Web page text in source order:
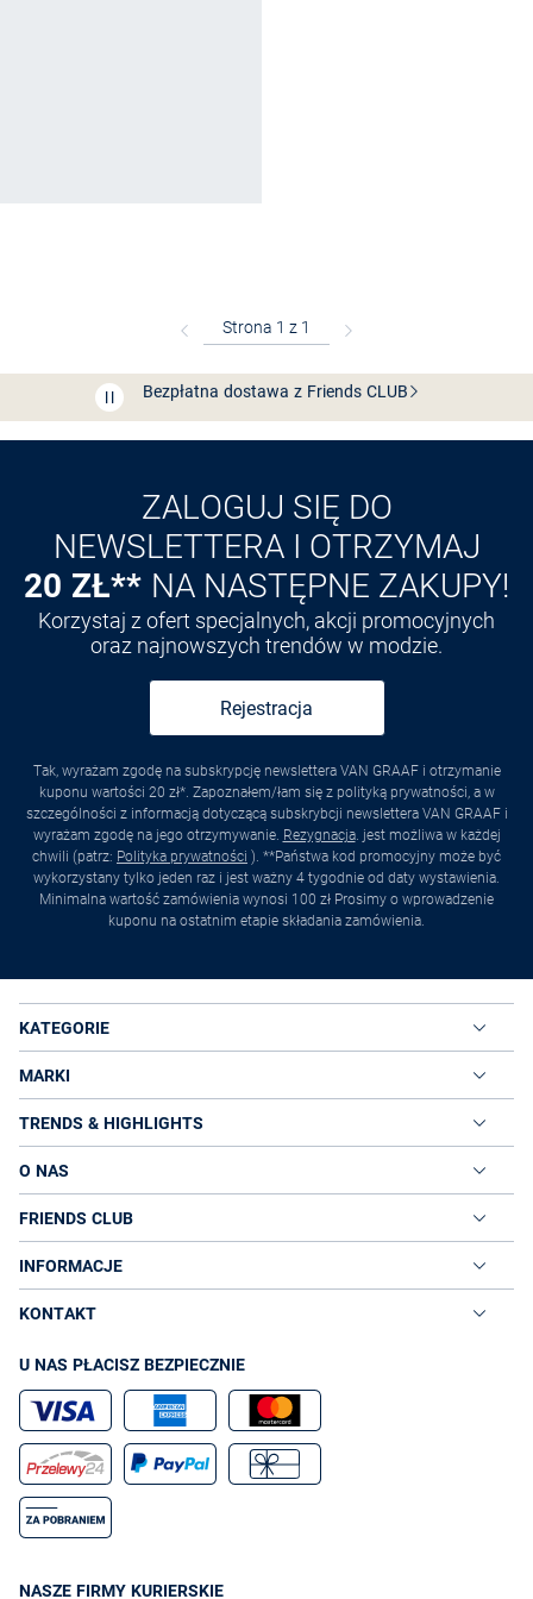
Bezpłatna dostawa z Friends
Przedłużenie czasu zwrotu towaru: 60 dni
Odkryj aplikację VANGRAAF
ZALOGUJ SIĘ DO
NEWSLETTERA I OTRZYMAJ
20 ZŁ** NA NASTĘPNE ZAKUPY!
Korzystaj z ofert specjalnych, akcji promocyjnych
oraz najnowszych trendów w modzie.
Rejestracja
Tak, wyrażam zgodę na subskrypcję newslettera VAN GRAAF i otrzymanie
kuponu wartości 20 zł*. Zapoznałem/łam się z polityką prywatności, a w
szczególności z informacją dotyczącą subskrybcji newslettera VAN GRAAF i
wyrażam zgodę na jego otrzymywanie. Rezygnacja. jest możliwa w każdej
chwili (patrz: Polityka prywatności ). **Państwa kod promocyjny może być
wykorzystany tylko jeden raz i jest ważny 4 tygodnie od daty wystawienia.
Minimalna wartość zamówienia wynosi 100 zł Prosimy o wprowadzenie
kuponu na ostatnim etapie składania zamówienia.
KATEGORIE
MARKI
TRENDS & HIGHLIGHTS
O NAS
FRIENDS CLUB
INFORMACJE
KONTAKT
U NAS PŁACISZ BEZPIECZNIE
NASZE FIRMY KURIERSKIE